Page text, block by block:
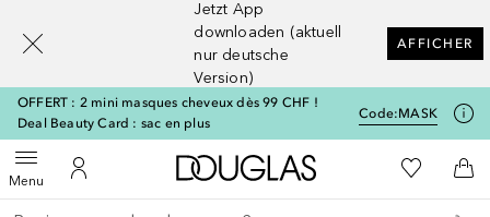
Jetzt App
downloaden (aktuell
nur deutsche
Version)
AFFICHER
OFFERT : 2 mini masques cheveux dès 99 CHF !
Deal Beauty Card : sac en plus
Code:MASK
MenuOuvrir le menuVers Mon Compte
Vers l'accueil Douglas
Vers Ma
Retourner
Exécuter la recherche
[navigation.slideout.screenreader]